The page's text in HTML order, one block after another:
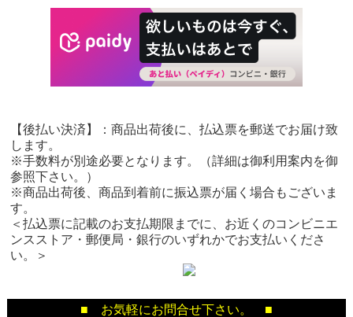
【後払い決済】：商品出荷後に、払込票を郵送でお届け致
します。
※手数料が別途必要となります。（詳細は御利用案内を御
参照下さい。）
※商品出荷後、商品到着前に振込票が届く場合もございま
す。
＜払込票に記載のお支払期限までに、お近くのコンビニエ
ンスストア・郵便局・銀行のいずれかでお支払いくださ
い。＞
■ お気軽にお問合せ下さい。 ■